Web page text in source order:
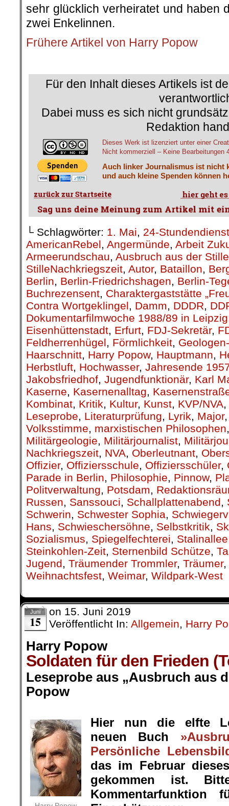
sehr glücklich verheiratet und haben
zwei Enkelinnen.
Frühere Artikel von Harry Popow
Für den Inhalt dieses Artikels ist
Dabei muss es sich nicht
Redaktion
Dieses Werk ist lizenziert unter einer
Nicht kommerziell – Keine Bearbeitungen
Auch linker Journalismus ist nicht
und auch kleine Spenden können
└ Schlagwörter: 1. Mai, 24-Stundendienst
AmericanRebel, Angermünde, Arbeit
Armeerundschau, Ausbruch aus der Stille
StilleNachkriegszeit, Autor, Bataillon,
Berlin, Berlin-Friedrichshagen, Berlin-
Buchrezensent, Charaktergaststätte
Contra Wortgeklingel, Damm, DDDR,
Dokumentarfilmwoche 1988/89 in Leipzig
Eisenhüttenstadt, Erfurt, FDJ-Sekretär,
Feldherrenhügel, Förmlichkeit,
Haarschnitt, Harry Popow, Hauptmann,
Herbstluft, Hochwasser, Jahresende
Jakobsfriedhof, Jugendfunktionär, Karl
Kaserne, Kasernenalltag,
Kombinat, Kritik, Kultur, Kunst, KVP/NVA,
Leseprobe, Literaturprüfung, Lyrik, Major
Volksstimme, marxistischen Philosophen
Militärgeologie, Militärjournalist,
Nachkriegszeit, NVA, Oberleutnant,
Offizier, Offiziersschule, Offiziersschüler,
Parade in Berlin, Philosophie, Pinnow,
Politverwaltung, Potsdam,
Russen, Sanssouci, Schallplattenabend,
Schwerin, Schwester Sophia,
Hans, Schwieschersöhne, Selbstkritik,
Sozialismus, Spiegelfechterei, Stalinallee
Steinkohlen-Zeit, Sternenbild Schütze,
Jugend, Träumender Trommler, Träumer,
Weihnachtsfest, Weimar, Wildpark-West
Juni
15
on 15. Juni 2019
Veröffentlicht In: Allgemein, Harry
Harry Popow
Soldaten für den Frieden
Leseprobe aus „Ausbruch aus
Popow
Hier nun die elfte
neuen Buch
Persönliche
das im Februar
gekommen ist.